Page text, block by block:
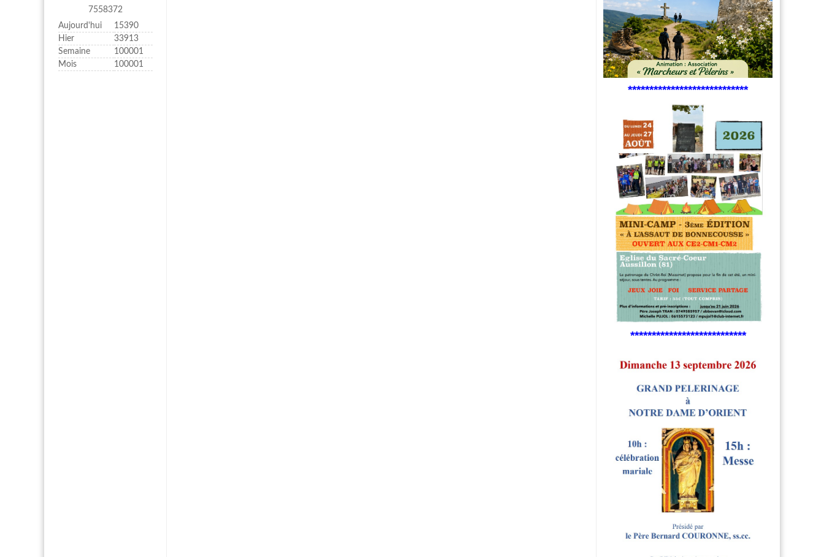
7558372
Aujourd'hui
15390
Hier
33913
Semaine
100001
Mois
100001
****************************
***************************